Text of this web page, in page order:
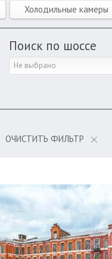
Холодильные камеры
Поиск по шоссе
Не выбрано
ОЧИСТИТЬ ФИЛЬТР